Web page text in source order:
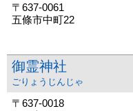
〒637-0061
五條市中町22
御霊神社
ごりょうじんじゃ
〒637-0018